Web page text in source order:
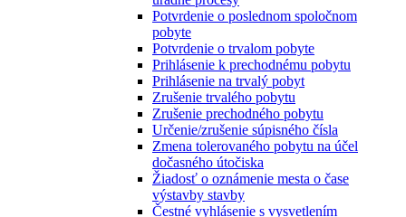
Potvrdenie o poslednom spoločnom
pobyte
Potvrdenie o trvalom pobyte
Prihlásenie k prechodnému pobytu
Prihlásenie na trvalý pobyt
Zrušenie trvalého pobytu
Zrušenie prechodného pobytu
Určenie/zrušenie súpisného čísla
Zmena tolerovaného pobytu na účel
dočasného útočiska
Žiadosť o oznámenie mesta o čase
výstavby stavby
Čestné vyhlásenie s vysvetlením